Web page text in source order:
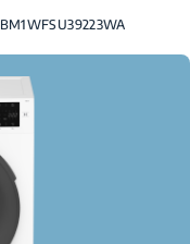
BM1WFSU39223WA